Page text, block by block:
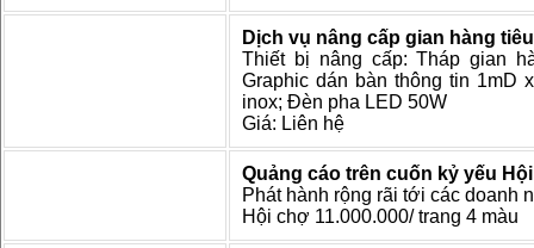
Dịch vụ nâng cấp gian hàng
Thiết bị nâng cấp: Tháp gian
Graphic dán bàn thông tin 1mD
inox; Đèn pha LED 50W
Giá: Liên hệ
Quảng cáo trên cuốn kỷ yếu
Phát hành rộng rãi tới các doanh
Hội chợ 11.000.000/ trang 4 màu